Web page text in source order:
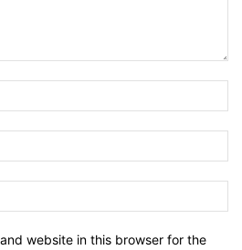
website in this browser for the